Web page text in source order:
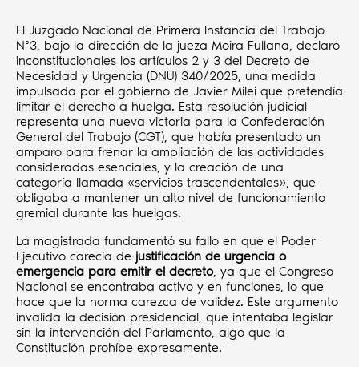
El Juzgado Nacional de Primera Instancia del Trabajo
Nº3, bajo la dirección de la jueza Moira Fullana, declaró
inconstitucionales los artículos 2 y 3 del Decreto de
Necesidad y Urgencia (DNU) 340/2025, una medida
impulsada por el gobierno de Javier Milei que pretendía
limitar el derecho a huelga. Esta resolución judicial
representa una nueva victoria para la Confederación
General del Trabajo (CGT), que había presentado un
amparo para frenar la ampliación de las actividades
consideradas esenciales, y la creación de una
categoría llamada «servicios trascendentales», que
obligaba a mantener un alto nivel de funcionamiento
gremial durante las huelgas.
La magistrada fundamentó su fallo en que el Poder
Ejecutivo carecía de justificación de urgencia o
emergencia para emitir el decreto, ya que el Congreso
Nacional se encontraba activo y en funciones, lo que
hace que la norma carezca de validez. Este argumento
invalida la decisión presidencial, que intentaba legislar
sin la intervención del Parlamento, algo que la
Constitución prohíbe expresamente.